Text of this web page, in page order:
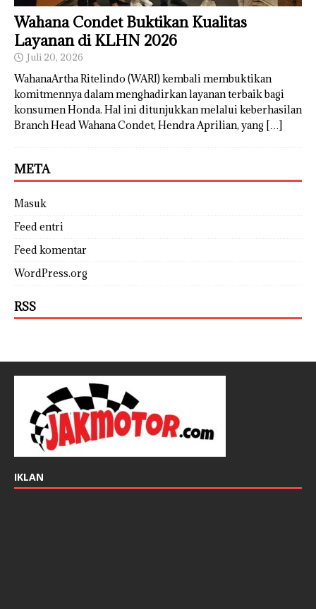
Wahana Condet Buktikan Kualitas
Layanan di KLHN 2026
Juli 20, 2026
WahanaArtha Ritelindo (WARI) kembali membuktikan
komitmennya dalam menghadirkan layanan terbaik bagi
konsumen Honda. Hal ini ditunjukkan melalui keberhasilan
Branch Head Wahana Condet, Hendra Aprilian, yang […]
META
Masuk
Feed entri
Feed komentar
WordPress.org
RSS
IKLAN